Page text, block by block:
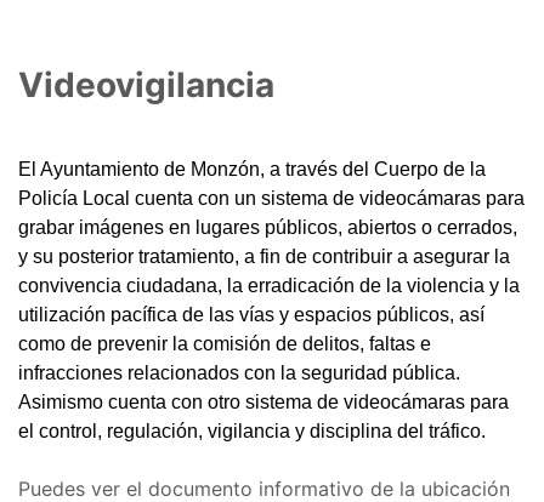
Videovigilancia
El Ayuntamiento de Monzón, a través del Cuerpo de la
Policía Local cuenta con un sistema de videocámaras para
grabar imágenes en lugares públicos, abiertos o cerrados,
y su posterior tratamiento, a fin de contribuir a asegurar la
convivencia ciudadana, la erradicación de la violencia y la
utilización pacífica de las vías y espacios públicos, así
como de prevenir la comisión de delitos, faltas e
infracciones relacionados con la seguridad pública.
Asimismo cuenta con otro sistema de videocámaras para
el control, regulación, vigilancia y disciplina del tráfico.
Puedes ver el documento informativo de la ubicación